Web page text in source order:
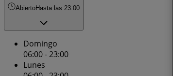
AbiertoHasta las 23:00
Domingo
06:00 - 23:00
Lunes